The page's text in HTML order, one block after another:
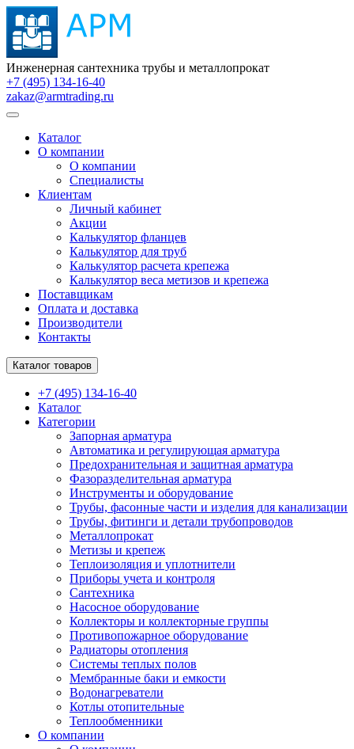
Инженерная сантехника трубы и металлопрокат
+7 (495) 134-16-40
zakaz@armtrading.ru
Каталог
О компании
О компании
Специалисты
Клиентам
Личный кабинет
Акции
Калькулятор фланцев
Калькулятор для труб
Калькулятор расчета крепежа
Калькулятор веса метизов и крепежа
Поставщикам
Оплата и доставка
Производители
Контакты
Каталог товаров
+7 (495) 134-16-40
Каталог
Категории
Запорная арматура
Автоматика и регулирующая арматура
Предохранительная и защитная арматура
Фазоразделительная арматура
Инструменты и оборудование
Трубы, фасонные части и изделия для канализации
Трубы, фитинги и детали трубопроводов
Металлопрокат
Метизы и крепеж
Теплоизоляция и уплотнители
Приборы учета и контроля
Сантехника
Насосное оборудование
Коллекторы и коллекторные группы
Противопожарное оборудование
Радиаторы отопления
Системы теплых полов
Мембранные баки и емкости
Водонагреватели
Котлы отопительные
Теплообменники
О компании